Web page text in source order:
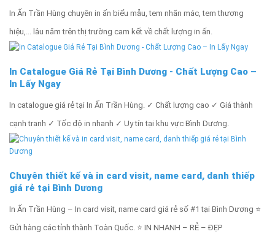
In Ấn Trần Hùng chuyên in ấn biểu mẫu, tem nhãn mác, tem thương
hiệu,... lâu năm trên thị trường cam kết về chất lượng in ấn.
In Catalogue Giá Rẻ Tại Bình Dương - Chất Lượng Cao –
In Lấy Ngay
In catalogue giá rẻ tại In Ấn Trần Hùng. ✓ Chất lượng cao ✓ Giá thành
cạnh tranh ✓ Tốc độ in nhanh ✓ Uy tín tại khu vực Bình Dương.
Chuyên thiết kế và in card visit, name card, danh thiếp
giá rẻ tại Bình Dương
In Ấn Trần Hùng – In card visit, name card giá rẻ số #1 tại Bình Dương ⭐
Gửi hàng các tỉnh thành Toàn Quốc. ⭐ IN NHANH – RẺ – ĐẸP